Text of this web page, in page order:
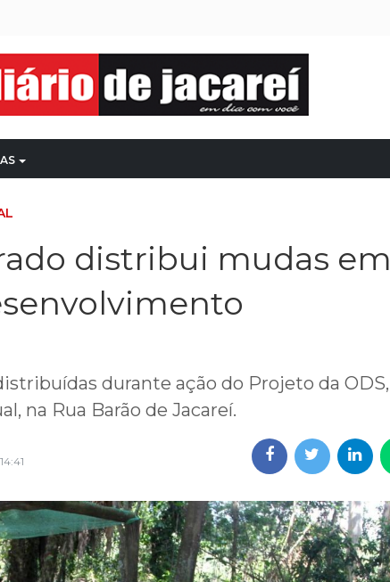
distribui mudas em
durante ação do Projeto da ODS,
na Rua Barão de Jacareí.